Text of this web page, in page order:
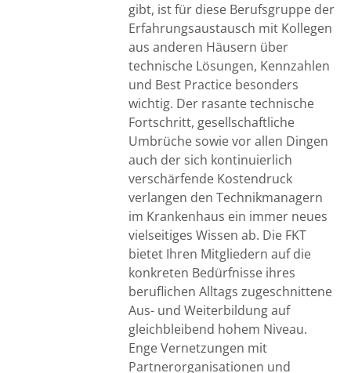
gibt, ist für diese Berufsgruppe der
Erfahrungsaustausch mit Kollegen
aus anderen Häusern über
technische Lösungen, Kennzahlen
und Best Practice besonders
wichtig. Der rasante technische
Fortschritt, gesellschaftliche
Umbrüche sowie vor allen Dingen
auch der sich kontinuierlich
verschärfende Kostendruck
verlangen den Technikmanagern
im Krankenhaus ein immer neues
vielseitiges Wissen ab. Die FKT
bietet Ihren Mitgliedern auf die
konkreten Bedürfnisse ihres
beruflichen Alltags zugeschnittene
Aus- und Weiterbildung auf
gleichbleibend hohem Niveau.
Enge Vernetzungen mit
Partnerorganisationen und